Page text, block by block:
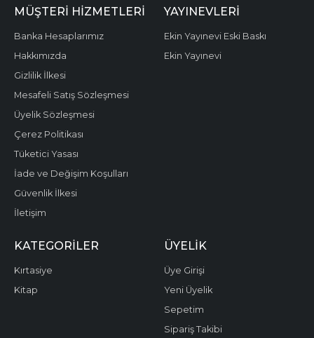
MÜŞTERI HIZMETLERI
Banka Hesaplarımız
Hakkımızda
Gizlilik İlkesi
Mesafeli Satış Sözleşmesi
Üyelik Sözleşmesi
Çerez Politikası
Tüketici Yasası
İade ve Değişim Koşulları
Güvenlik İlkesi
İletişim
YAYINEVLERI
Ekin Yayınevi Eski Baskı
Ekin Yayınevi
KATEGORILER
Kırtasiye
Kitap
ÜYELIK
Üye Girişi
Yeni Üyelik
Sepetim
Sipariş Takibi